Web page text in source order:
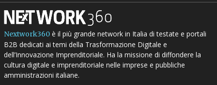
Nextwork360è il più grande network in Italia di testate e portali
B2B dedicati ai temi della Trasformazione Digitale e
dell’Innovazione Imprenditoriale. Ha la missione di diffondere la
cultura digitale e imprenditoriale nelle imprese e pubbliche
amministrazioni italiane.